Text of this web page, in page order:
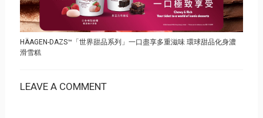
HÄAGEN-DAZS™「世界甜品系列」一口盡享多重滋味 環球甜品化身濃
滑雪糕
LEAVE A COMMENT